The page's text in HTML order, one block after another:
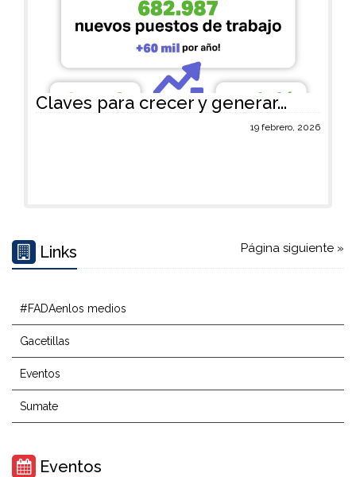
Claves para crecer y generar...
19 febrero, 2026
Página siguiente »
Links
#FADAenlos medios
Gacetillas
Eventos
Sumate
Eventos